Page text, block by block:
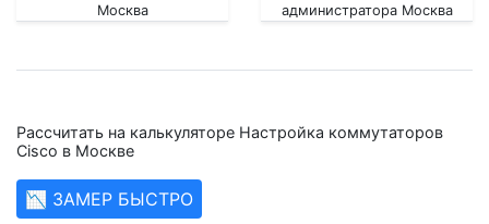
Москва
администратора Москва
Рассчитать на калькуляторе Настройка коммутаторов
Cisco в Москве
📉 ЗАМЕР БЫСТРО